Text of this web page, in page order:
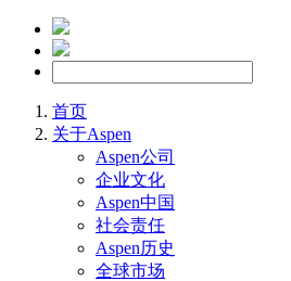
首页
关于Aspen
Aspen公司
企业文化
Aspen中国
社会责任
Aspen历史
全球市场